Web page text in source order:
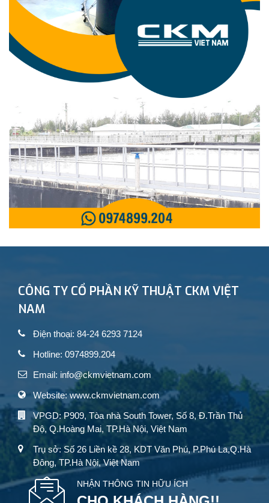
CÔNG TY CỔ PHẦN KỸ THUẬT CKM VIỆT
NAM
Điện thoại: 84-24 6293 7124
Hotline: 0974899.204
Email: info@ckmvietnam.com
Website: www.ckmvietnam.com
VPGD: P909, Tòa nhà South Tower, Số 8, Đ.Trần Thủ
Độ, Q.Hoàng Mai, TP.Hà Nội, Việt Nam
Trụ sở: Số 26 Liền kề 28, KDT Văn Phú, P.Phú La,Q.Hà
Đông, TP.Hà Nội, Việt Nam
NHẬN THÔNG TIN HỮU ÍCH